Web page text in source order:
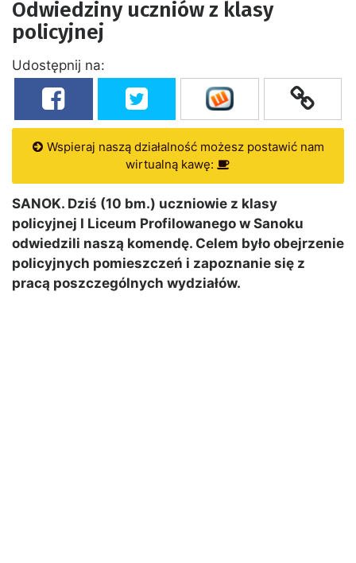
Odwiedziny uczniów z klasy
policyjnej
Udostępnij na:
Wspieraj naszą działalność możesz postawić nam
wirtualną kawę:
SANOK. Dziś (10 bm.) uczniowie z klasy
policyjnej I Liceum Profilowanego w Sanoku
odwiedzili naszą komendę. Celem było obejrzenie
policyjnych pomieszczeń i zapoznanie się z
pracą poszczególnych wydziałów.